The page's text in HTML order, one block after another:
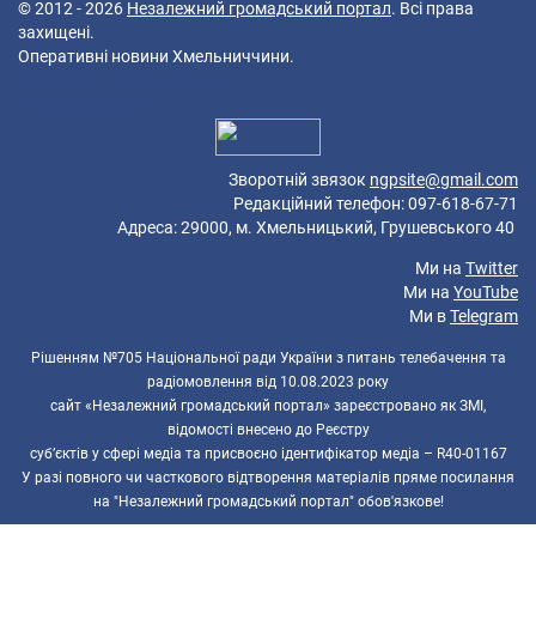
© 2012 - 2026 Незалежний громадський портал. Всі права
захищені.
Оперативні новини Хмельниччини.
Зворотній звязок ngpsite@gmail.com
Редакційний телефон: 097-618-67-71
Адреса: 29000, м. Хмельницький, Грушевського 40
Ми на Twitter
Ми на YouTube
Ми вTelegram
Рішенням №705 Національної ради України з питань телебачення та
радіомовлення від 10.08.2023 року
сайт «Незалежний громадський портал» зареєстровано як ЗМІ,
відомості внесено до Реєстру
суб’єктів у сфері медіа та присвоєно ідентифікатор медіа – R40-01167
У разі повного чи часткового відтворення матеріалів пряме посилання
на "Незалежний громадський портал" обов'язкове!